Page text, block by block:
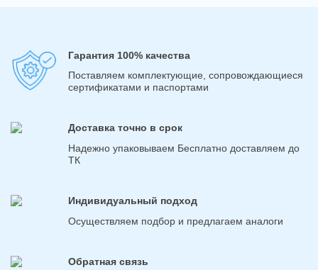
Гарантия 100% качества
Поставляем комплектующие, сопровождающиеся
сертификатами и паспортами
Доставка точно в срок
Надежно упаковываем Бесплатно доставляем до
ТК
Индивидуальный подход
Осуществляем подбор и предлагаем аналоги
Обратная связь